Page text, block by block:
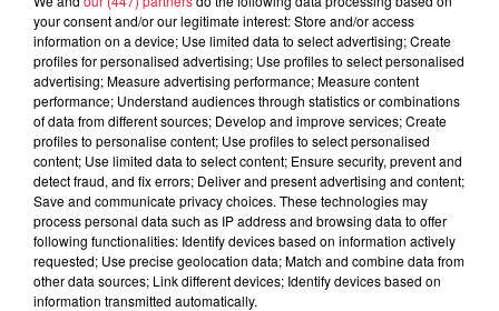
À découvrir également
your consent and/or our legitimate interest: Store and/or access
information on a device; Use limited data to select advertising; Create
profiles for personalised advertising; Use profiles to select personalised
advertising; Measure advertising performance; Measure content
performance; Understand audiences through statistics or combinations
of data from different sources; Develop and improve services; Create
profiles to personalise content; Use profiles to select personalised
content; Use limited data to select content; Ensure security, prevent and
detect fraud, and fix errors; Deliver and present advertising and content;
Save and communicate privacy choices. These technologies may
process personal data such as IP address and browsing data to offer
following functionalities: Identify devices based on information actively
requested; Use precise geolocation data; Match and combine data from
other data sources; Link different devices; Identify devices based on
information transmitted automatically.